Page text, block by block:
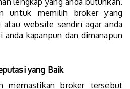
untuk memilih broker yang
website sendiri agar anda
kapanpun dan dimanapun
yang Baik
memastikan broker tersebut